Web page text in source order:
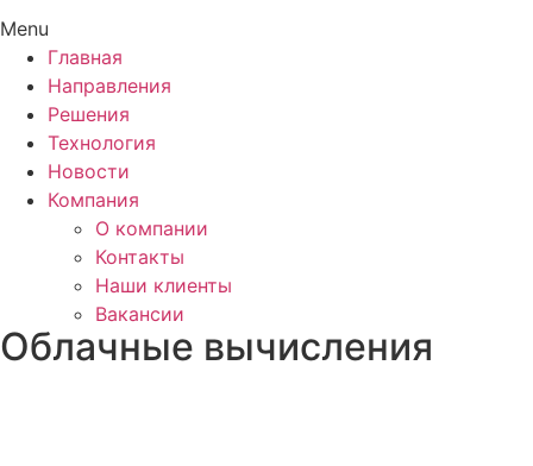
Menu
Главная
Направления
Решения
Технология
Новости
Компания
О компании
Контакты
Наши клиенты
Вакансии
Облачные вычисления